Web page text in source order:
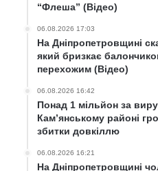
“Флеша” (Відео)
06.08.2026 17:03
На Дніпропетровщині
який бризкає
перехожим (Відео)
06.08.2026 16:42
Понад 1 мільйон за
Кам’янському районі
збитки довкіллю
06.08.2026 16:21
На Дніпропетровщині